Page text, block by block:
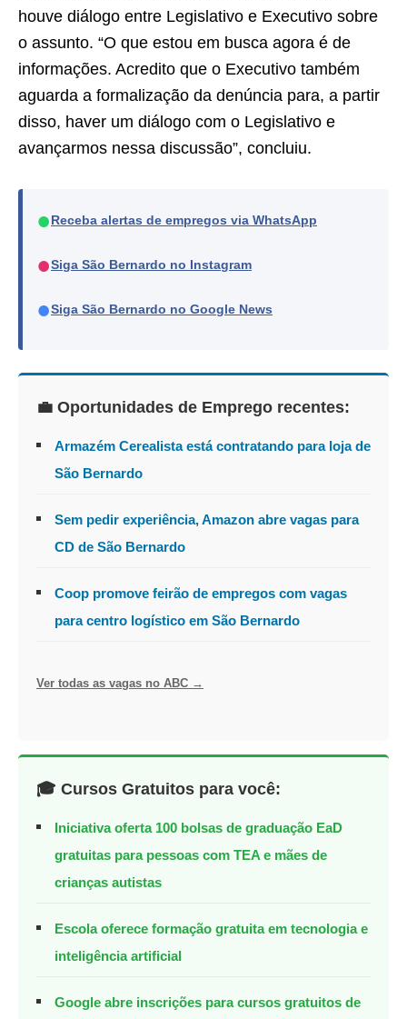
houve diálogo entre Legislativo e Executivo sobre
o assunto. “O que estou em busca agora é de
informações. Acredito que o Executivo também
aguarda a formalização da denúncia para, a partir
disso, haver um diálogo com o Legislativo e
avançarmos nessa discussão”, concluiu.
● Receba alertas de empregos via WhatsApp
●Siga São Bernardo no Instagram
●Siga São Bernardo no Google News
💼 Oportunidades de Emprego recentes:
Armazém Cerealista está contratando para loja de
São Bernardo
Sem pedir experiência, Amazon abre vagas para
CD de São Bernardo
Coop promove feirão de empregos com vagas
para centro logístico em São Bernardo
Ver todas as vagas no ABC →
🎓 Cursos Gratuitos para você:
Iniciativa oferta 100 bolsas de graduação EaD
gratuitas para pessoas com TEA e mães de
crianças autistas
Escola oferece formação gratuita em tecnologia e
inteligência artificial
Google abre inscrições para cursos gratuitos de